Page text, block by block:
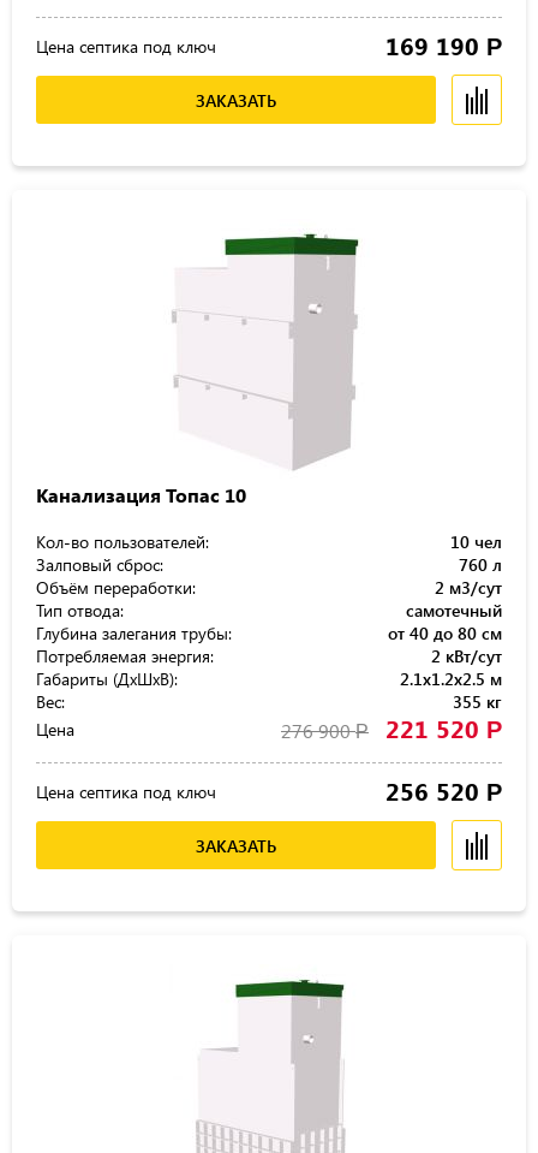
Цена септика под ключ 169 190 Р
ЗАКАЗАТЬ
Канализация Топас 10
Кол-во пользователей:
10 чел
Залповый сброс:
760 л
Объём переработки:
2 м3/сут
Тип отвода:
самотечный
Глубина залегания трубы:
от 40 до 80 см
Потребляемая энергия:
2 кВт/сут
Габариты (ДхШхВ):
2.1x1.2x2.5 м
Вес:
355 кг
Цена
276 900Р 221 520 Р
Цена септика под ключ 256 520 Р
ЗАКАЗАТЬ